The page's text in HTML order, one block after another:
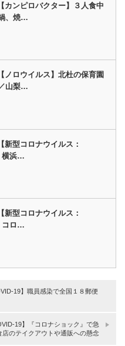
カンピロバクター】３人食中
、焼…
ノロウイルス】北杜の保育園
山梨…
新型コロナウイルス：
横浜…
新型コロナウイルス：
コロ…
19】職員感染で全国１８郵便
19】『コロナショック』で急
店のテイクアウトや通販への懸念